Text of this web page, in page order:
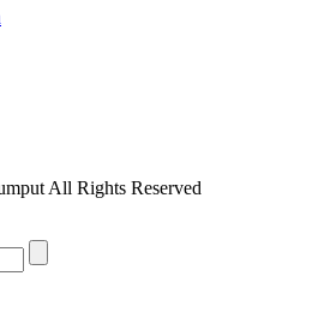
All Rights Reserved